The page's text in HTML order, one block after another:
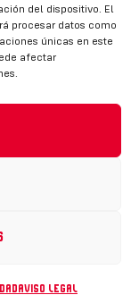
del dispositivo. El
procesar datos como
únicas en este
afectar
Aviso legal